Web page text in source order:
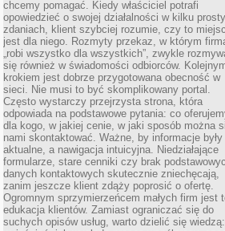
chcemy pomagać. Kiedy właściciel potrafi
opowiedzieć o swojej działalności w kilku
zdaniach, klient szybciej rozumie, czy to
jest dla niego. Rozmyty przekaz, w którym
„robi wszystko dla wszystkich”, zwykle
się również w świadomości odbiorców.
krokiem jest dobrze przygotowana obecność w
sieci. Nie musi to być skomplikowany portal.
Często wystarczy przejrzysta strona, która
odpowiada na podstawowe pytania: co
dla kogo, w jakiej cenie, w jaki sposób można
nami skontaktować. Ważne, by informacje były
aktualne, a nawigacja intuicyjna. Niedziałające
formularze, stare cenniki czy brak
danych kontaktowych skutecznie zniechęcają,
zanim jeszcze klient zdąży poprosić o ofertę.
Ogromnym sprzymierzeńcem małych firm jest
edukacja klientów. Zamiast ograniczać się do
suchych opisów usług, warto dzielić się wiedzą: